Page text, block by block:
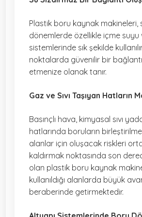
Plastik boru kaynak makineleri,
dönemlerde özellikle içme suyu
sistemlerinde sık şekilde
noktalarda güvenilir bir
etmenize olanak tanır.
Gaz ve Sıvı Taşıyan Hatların
Basınçlı hava, kimyasal sıvı
hatlarında boruların
alanlar için oluşacak riskleri
kaldırmak noktasında son
olan plastik boru kaynak
kullanıldığı alanlarda büyük
beraberinde getirmektedir.